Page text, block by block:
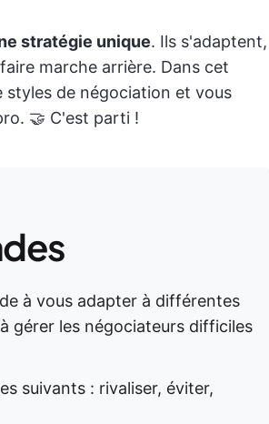
stratégie unique. Ils s'adaptent,
marche arrière. Dans cet
styles de négociation et vous
🤝 C'est parti !
à vous adapter à différentes
gérer les négociateurs difficiles
suivants : rivaliser, éviter,